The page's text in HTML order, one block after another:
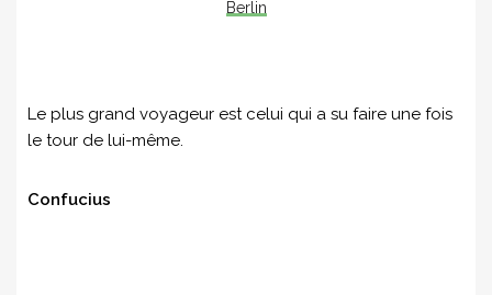
Berlin
Le plus grand voyageur est celui qui a su faire une fois
le tour de lui-même.
Confucius